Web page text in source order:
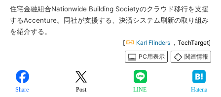
住宅金融組合Nationwide Building Societyのクラウド移行を支援
するAccenture。同社が支援する、決済システム刷新の取り組み
を紹介する。
[ Karl Flinders ，TechTarget]
PC用表示
関連情報
Share Post LINE Hatena